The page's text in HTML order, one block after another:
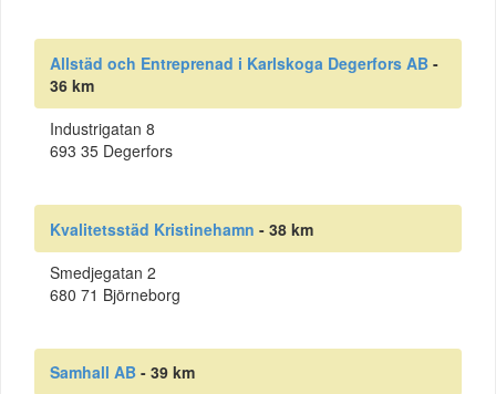
Allstäd och Entreprenad i Karlskoga Degerfors AB -
36 km
Industrigatan 8
693 35 Degerfors
Kvalitetsstäd Kristinehamn - 38 km
Smedjegatan 2
680 71 Björneborg
Samhall AB - 39 km